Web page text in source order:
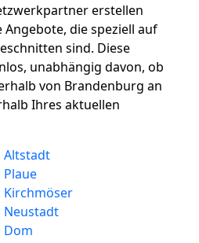
erstellen
die speziell auf
sind. Diese
unabhängig davon, ob
von Brandenburg an
Ihres aktuellen
Altstadt
Plaue
Kirchmöser
Neustadt
Dom